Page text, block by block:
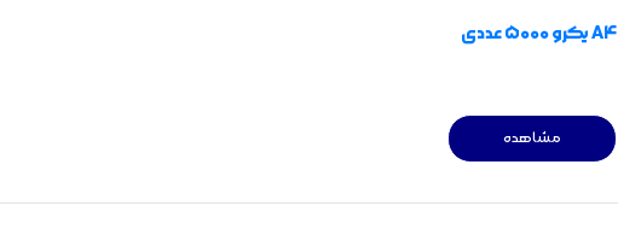
A4 یکرو 5000 عددی
مشاهده